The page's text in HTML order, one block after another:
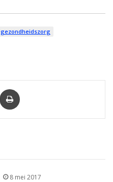
gezondheidszorg
8 mei 2017